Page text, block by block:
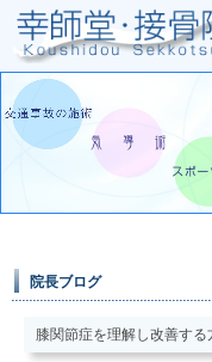
院長ブログ
膝関節症を理解し改善する